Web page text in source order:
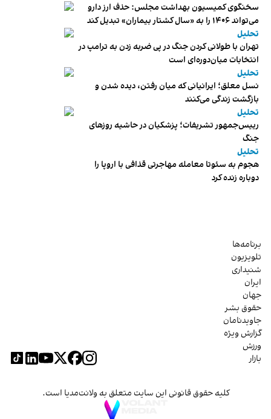
سخنگوی کمیسیون بهداشت مجلس: حذف ارز دارو
می‌تواند ۱۴۰۶ را به «سال کشتار بیماران» تبدیل کند
تحلیل
تهران با طولانی کردن جنگ در پی ضربه زدن به ترامپ در
انتخابات میان‌دوره‌ای است
تحلیل
نسل معلق؛ ایرانیانی که میان رفتن، دیده شدن و
بازگشت زندگی می‌کنند
تحلیل
رییس‌جمهور تشریفات؛ پزشکیان در حاشیه روزهای
جنگ
تحلیل
هجوم به سئوتا معامله مهاجرتی قذافی با اروپا را
دوباره زنده کرد
برنامه‌ها
تلویزیون
شنیداری
ایران
جهان
حقوق بشر
جاویدنامان
گزارش ویژه
ورزش
بازار
کلیه حقوق قانونی این سایت متعلق به ولانت‌مدیا است.